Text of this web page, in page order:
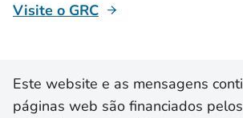
Visite o GRC
Este website e as mensagens
páginas web são financiados